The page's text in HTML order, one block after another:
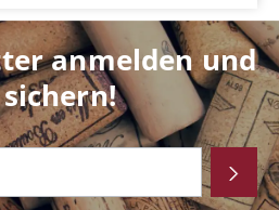
anmelden und
sichern!